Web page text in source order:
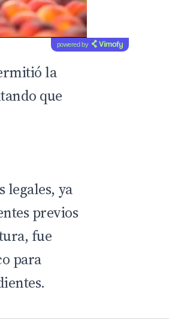
powered by
la
que
legales, ya
previos
fue
para